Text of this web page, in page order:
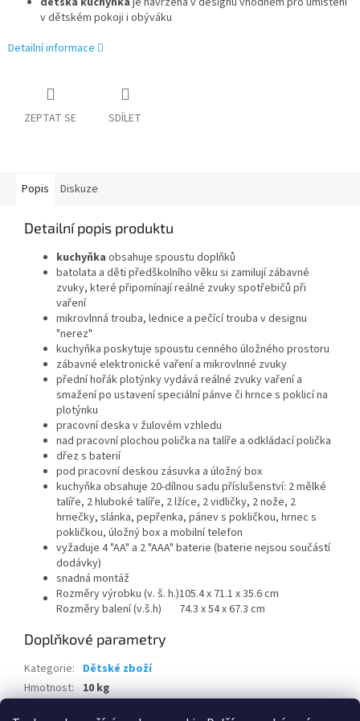
v dětském pokoji i obýváku
Detailní informace
ZEPTAT SE SDÍLET
Popis Diskuze
Detailní popis produktu
kuchyňka obsahuje spoustu doplňků
batolata a děti předškolního věku si zamilují zábavné
zvuky, které připomínají reálné zvuky spotřebičů při
vaření
mikrovlnná trouba, lednice a pečící trouba v designu
"nerez"
kuchyňka poskytuje spoustu cenného úložného prostoru
zábavné elektronické vaření a mikrovlnné zvuky
přední hořák plotýnky vydává reálné zvuky vaření a
smažení po ustavení speciální pánve či hrnce s poklicí na
plotýnku
pracovní deska v žulovém vzhledu
nad pracovní plochou polička na talíře a odkládací polička
dřez s baterií
pod pracovní deskou zásuvka a úložný box
kuchyňka obsahuje 20-dílnou sadu příslušenství: 2 mělké
talíře, 2 hluboké talíře, 2 lžíce, 2 vidličky, 2 nože, 2
hrnečky, slánka, pepřenka, pánev s pokličkou, hrnec s
pokličkou, úložný box a mobilní telefon
vyžaduje 4 "AA" a 2 "AAA" baterie (baterie nejsou součástí
dodávky)
snadná montáž
Rozměry výrobku (v. š. h.)105.4 x 71.1 x 35.6 cm
Rozměry balení (v.š.h)
74.3 x 54 x 67.3 cm
Doplňkové parametry
Kategorie: Dětské zboží
Hmotnost: 10 kg